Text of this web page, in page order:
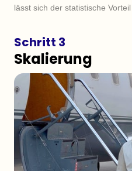
lässt sich der statistische
Schritt 3
Skalierung